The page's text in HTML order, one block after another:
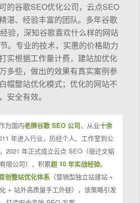
的谷歌SEO优化公司，云点SEO
湛、经验丰富的团队。多年谷歌
验，深知谷歌喜欢什么样的网站
。专业的技术，实惠的价格助力
实根据工作量计费，建站加优化
多些，做出的效果有真实案例参
帽整站优化模式；优化的网站不
安全有效。
为国内老牌谷歌 SEO 公司，从业十余
年进入行业，历经个人、工作室到公
2021 年正式成立云点 SEO（宿迁文韬
限公司），积累超 10 年实战经验。
创整站优化体系（营销型独立站建站 +
+ 站外高质量手工外链），该策略引发